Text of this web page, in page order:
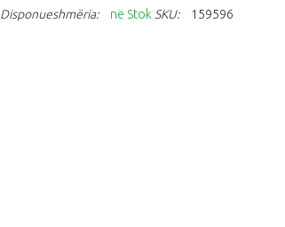
Disponueshmëria: në StokSKU: 159596